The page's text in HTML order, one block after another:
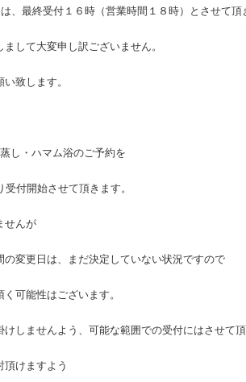
、最終受付１６時（営業時間１８時）とさせて頂
して大変申し訳ございません。
致します。
し・ハマム浴のご予約を
付開始させて頂きます。
せんが
の変更日は、まだ決定していない状況ですので
く可能性はございます。
けしませんよう、可能な範囲での受付にはさせて
頂けますよう